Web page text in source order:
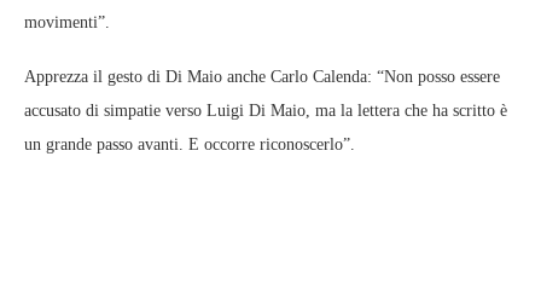
movimenti”.
Apprezza il gesto di Di Maio anche Carlo Calenda: “Non posso essere
accusato di simpatie verso Luigi Di Maio, ma la lettera che ha scritto è
un grande passo avanti. E occorre riconoscerlo”.